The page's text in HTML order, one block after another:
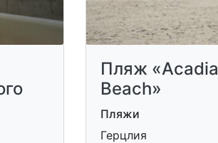
Пляж «Acadia
Beach»
Пляжи
Герцлия